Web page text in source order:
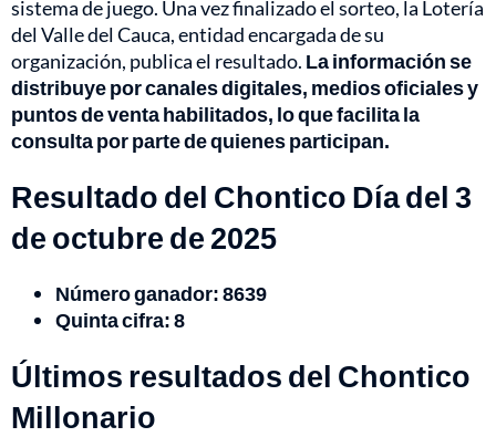
sistema de juego. Una vez finalizado el sorteo, la Lotería
del Valle del Cauca, entidad encargada de su
organización, publica el resultado. La información se
distribuye por canales digitales, medios oficiales y
puntos de venta habilitados, lo que facilita la
consulta por parte de quienes participan.
Resultado del Chontico Día del 3
de octubre de 2025
Número ganador: 8639
Quinta cifra:8
Últimos resultados del Chontico
Millonario